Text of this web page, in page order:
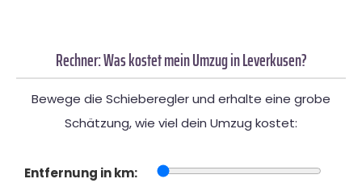
Rechner: Was kostet mein Umzug in Leverkusen?
Bewege die Schieberegler und erhalte eine grobe
Schätzung, wie viel dein Umzug kostet:
Entfernung in km: